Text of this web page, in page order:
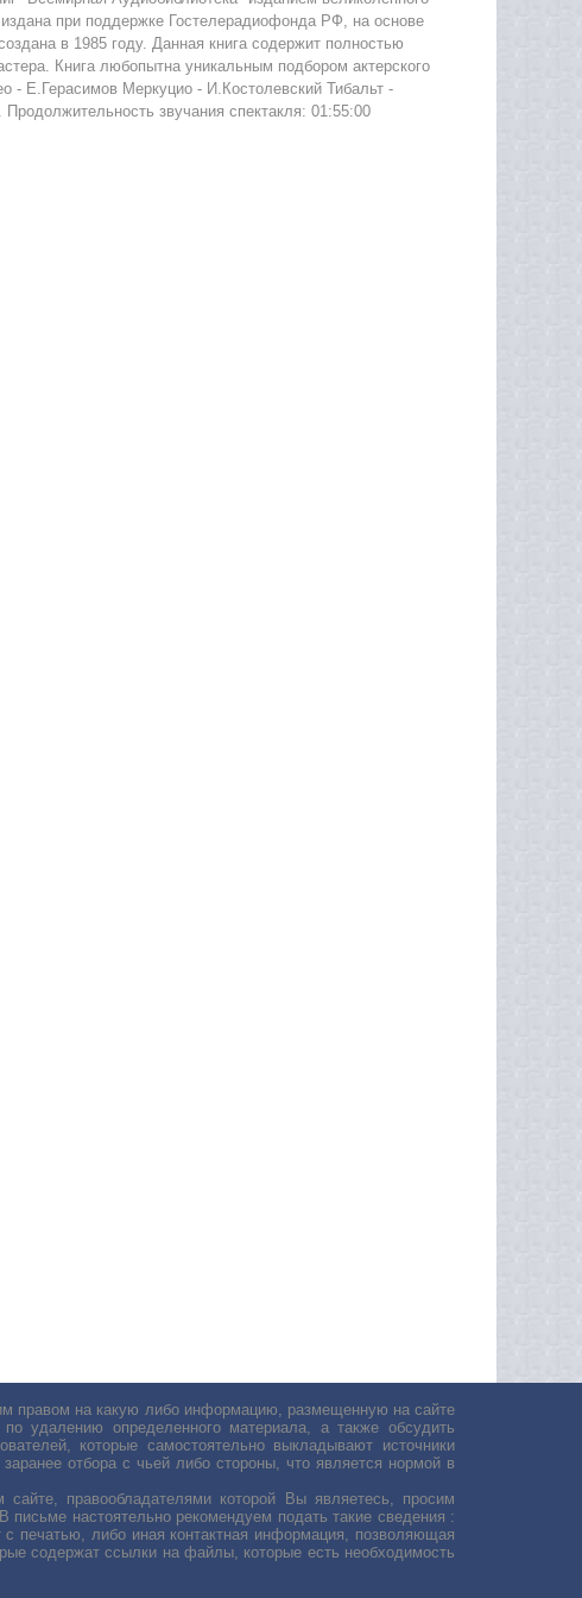
при поддержке Гостелерадиофонда РФ, на основе
в 1985 году. Данная книга содержит полностью
Книга любопытна уникальным подбором актерского
- Е.Герасимов Меркуцио - И.Костолевский Тибальт -
звучания спектакля: 01:55:00
правом на какую либо информацию, размещенную на сайте
удалению определенного материала, а также обсудить
которые самостоятельно выкладывают источники
отбора с чьей либо стороны, что является нормой в
правообладателями которой Вы являетесь, просим
письме настоятельно рекомендуем подать такие сведения :
печатью, либо иная контактная информация, позволяющая
содержат ссылки на файлы, которые есть необходимость